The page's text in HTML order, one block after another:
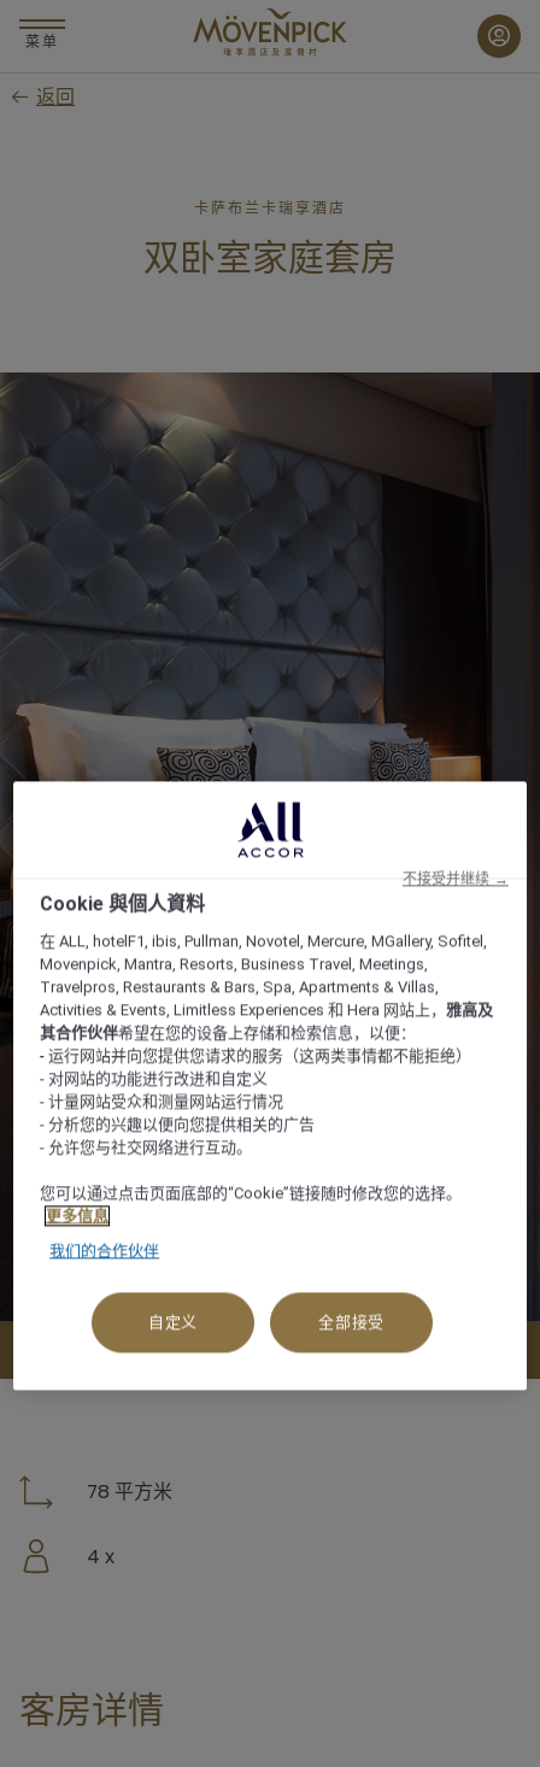
要
菜单
返回
卡萨布兰卡瑞享酒店
双卧室家庭套房
查看可订选项
78 平方米
4 x
客房详情
Cookie 與個人資料
在 ALL, hotelF1, ibis, Pullman, Novotel, Mercure, MGallery, Sofitel,
Movenpick, Mantra, Resorts, Business Travel, Meetings,
Travelpros, Restaurants & Bars, Spa, Apartments & Villas,
Activities & Events, Limitless Experiences 和 Hera 网站上，雅高及
其合作伙伴希望在您的设备上存储和检索信息，以便：
- 运行网站并向您提供您请求的服务（这两类事情都不能拒绝）
- 对网站的功能进行改进和自定义
- 计量网站受众和测量网站运行情况
- 分析您的兴趣以便向您提供相关的广告
- 允许您与社交网络进行互动。
您可以通过点击页面底部的“Cookie”链接随时修改您的选择。
更多信息
我们的合作伙伴
自定义 全部接受
不接受并继续 →